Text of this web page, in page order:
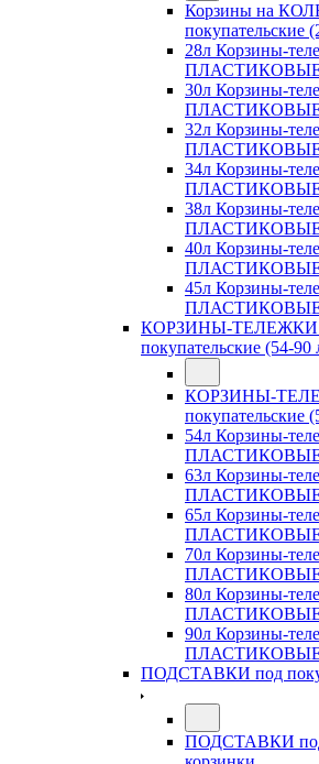
Корзины на
покупательские
28л Корзины-
30л Корзины-
32л Корзины-
34л Корзины-
38л Корзины-
40л Корзины-
45л Корзины-
КОРЗИНЫ-ТЕЛЕЖКИ
покупательские (54-90
КОРЗИНЫ-
покупательские
54л Корзины-
63л Корзины-
65л Корзины-
70л Корзины-
80л Корзины-
90л Корзины-
ПОДСТАВКИ под
ПОДСТАВКИ под